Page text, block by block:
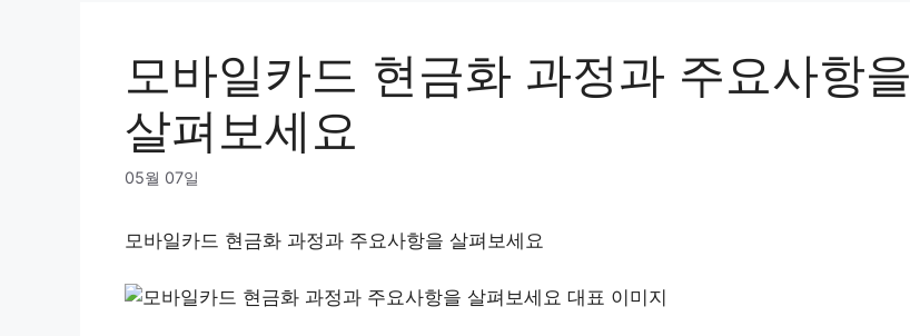
모바일카드 현금화 과정과 주요사항을
살펴보세요
05월 07일
모바일카드 현금화 과정과 주요사항을 살펴보세요